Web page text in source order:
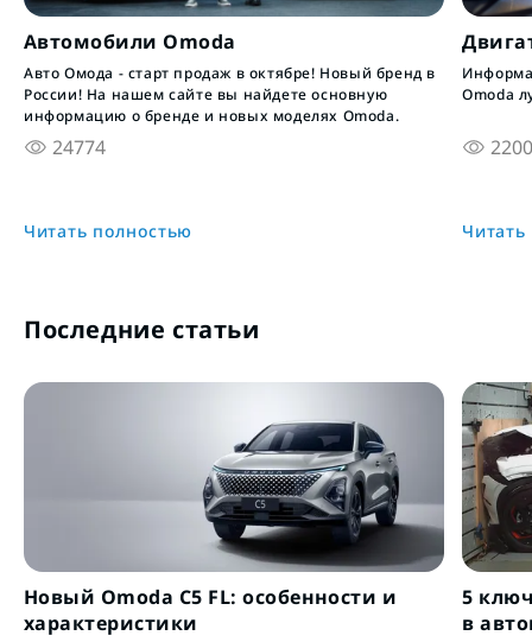
Автомобили Omoda
Авто Омода - старт продаж в октябре! Новый бренд в
России! На нашем сайте вы найдете основную
информацию о бренде и новых моделях Omoda.
24774
Читать полностью
Omoda
Последние статьи
Новый Omoda C5 FL: особенности и
характеристики
5
в